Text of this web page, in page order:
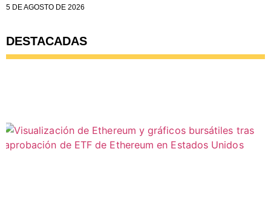
5 DE AGOSTO DE 2026
DESTACADAS